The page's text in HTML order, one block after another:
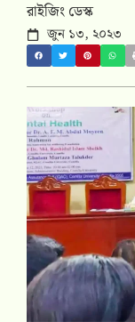
রাইজিং ডেস্ক
জুন ১৩, ২০২৩